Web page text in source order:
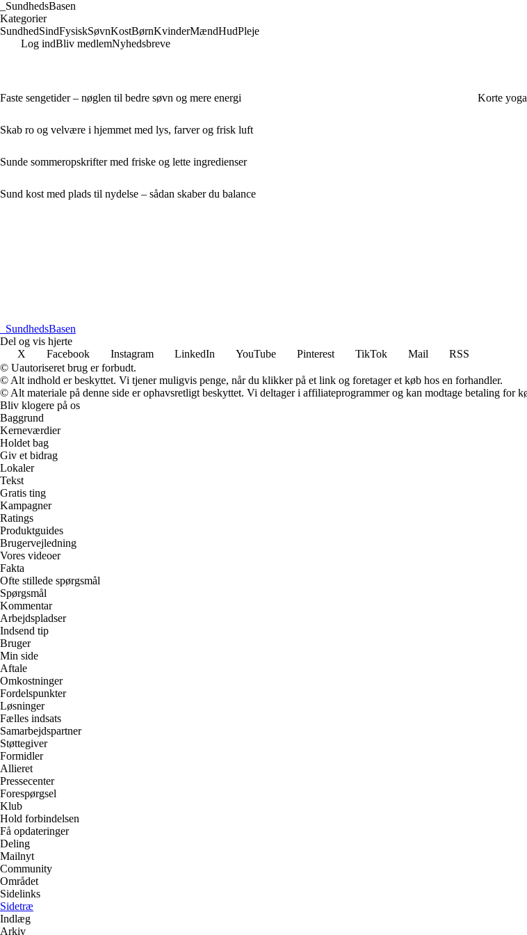
SundhedsBasen
Kategorier
SundhedSindFysiskSøvnKostBørnKvinderMændHudPleje
Log indBliv medlemNyhedsbreve
Faste sengetider – nøglen til bedre søvn og mere energi
Skab ro og velvære i hjemmet med lys, farver og frisk luft
Sunde sommeropskrifter med friske og lette ingredienser
Sund kost med plads til nydelse – sådan skaber du balance
Korte
SundhedsBasen
Del og vis hjerte
X
Facebook Instagram LinkedIn YouTube Pinterest TikTok Mail
RSS
© Uautoriseret brug er forbudt.
© Alt indhold er beskyttet. Vi tjener muligvis penge, når du klikker på et link og foretager et køb hos en forhandler.
© Alt materiale på denne side er ophavsretligt beskyttet. Vi deltager i affiliateprogrammer og kan modtage betaling for
Bliv klogere på os
Baggrund
Kerneværdier
Holdet bag
Giv et bidrag
Lokaler
Tekst
Gratis ting
Kampagner
Ratings
Produktguides
Brugervejledning
Vores videoer
Fakta
Ofte stillede spørgsmål
Spørgsmål
Kommentar
Arbejdspladser
Indsend tip
Bruger
Min side
Aftale
Omkostninger
Fordelspunkter
Løsninger
Fælles indsats
Samarbejdspartner
Støttegiver
Formidler
Allieret
Pressecenter
Forespørgsel
Klub
Hold forbindelsen
Få opdateringer
Deling
Mailnyt
Community
Området
Sidelinks
Sidetræ
Indlæg
Arkiv